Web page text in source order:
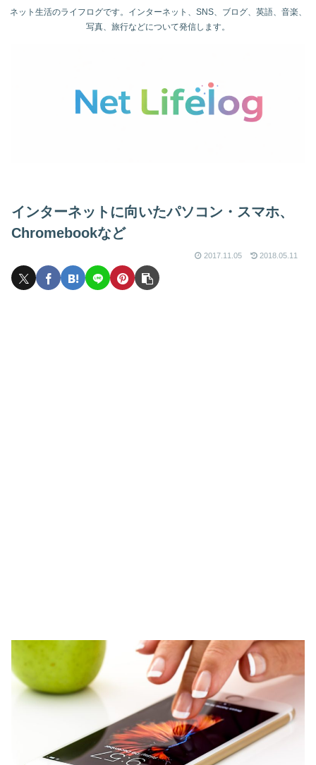
ネット生活のライフログです。インターネット、SNS、ブログ、英語、音楽、
写真、旅行などについて発信します。
インターネットに向いたパソコン・スマホ、
Chromebookなど
2017.11.05 2018.05.11